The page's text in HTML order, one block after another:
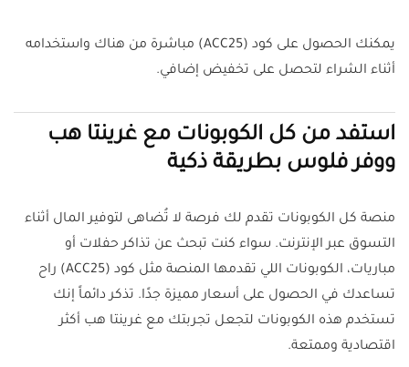
يمكنك الحصول على كود (ACC25) مباشرة من هناك واستخدامه
أثناء الشراء لتحصل على تخفيض إضافي.
استفد من كل الكوبونات مع غرينتا هب
ووفر فلوس بطريقة ذكية
منصة كل الكوبونات تقدم لك فرصة لا تُضاهى لتوفير المال أثناء
التسوق عبر الإنترنت. سواء كنت تبحث عن تذاكر حفلات أو
مباريات، الكوبونات اللي تقدمها المنصة مثل كود (ACC25) راح
تساعدك في الحصول على أسعار مميزة جدًا. تذكر دائماً إنك
تستخدم هذه الكوبونات لتجعل تجربتك مع غرينتا هب أكثر
اقتصادية وممتعة.